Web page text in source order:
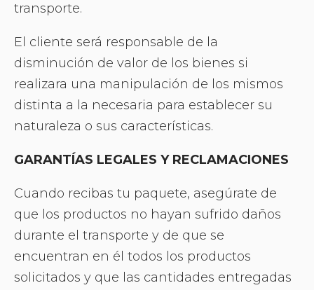
transporte.
El cliente será responsable de la
disminución de valor de los bienes si
realizara una manipulación de los mismos
distinta a la necesaria para establecer su
naturaleza o sus características.
GARANTÍAS LEGALES Y RECLAMACIONES
Cuando recibas tu paquete, asegúrate de
que los productos no hayan sufrido daños
durante el transporte y de que se
encuentran en él todos los productos
solicitados y que las cantidades entregadas